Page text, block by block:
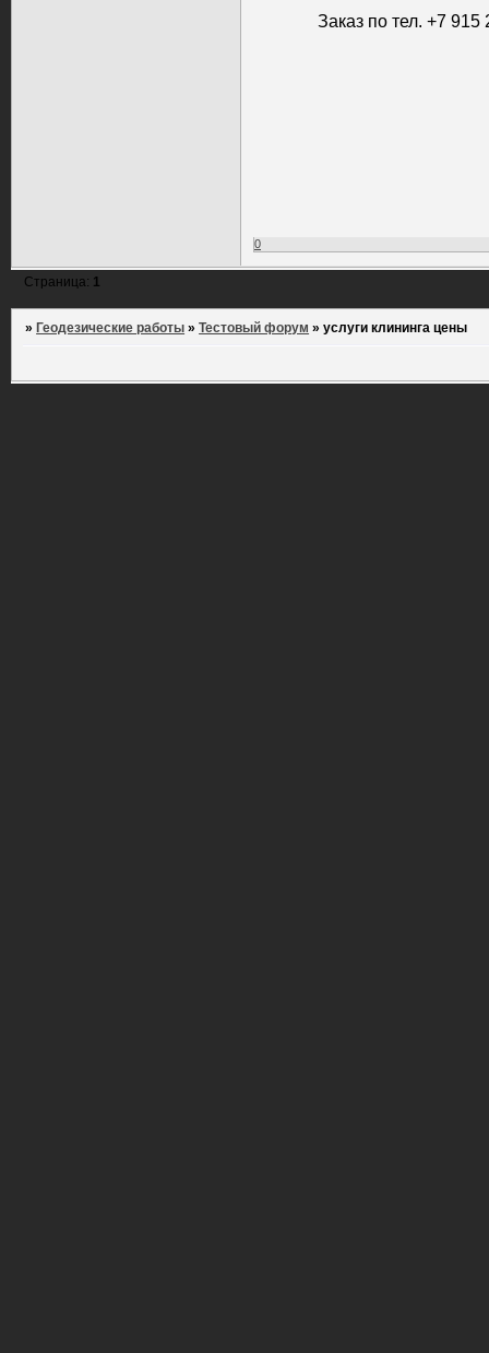
Заказ по тел. +7
0
Страница: 1
» Геодезические работы »Тестовый форум »услуги клининга цены